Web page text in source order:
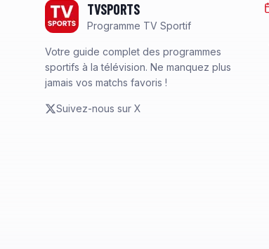
TVSPORTS
Programme TV Sportif
Votre guide complet des programmes
sportifs à la télévision. Ne manquez plus
jamais vos matchs favoris !
Suivez-nous sur X